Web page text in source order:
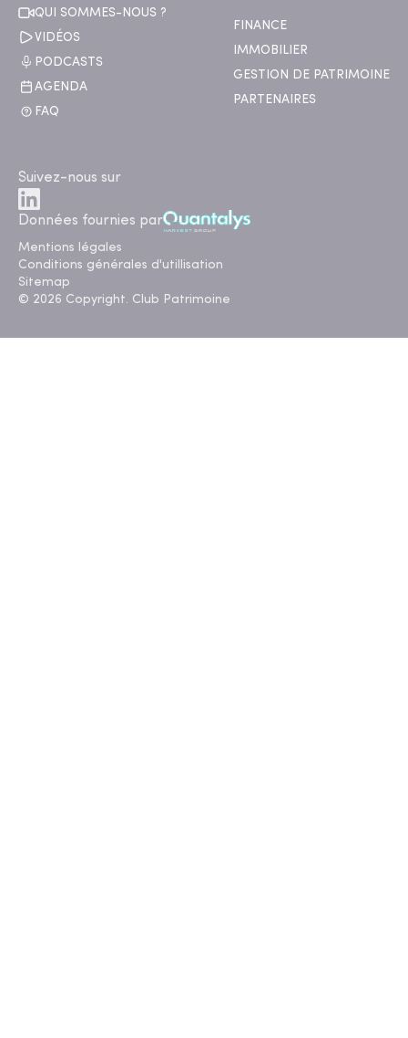
QUI SOMMES-NOUS ?
VIDÉOS
PODCASTS
AGENDA
FAQ
FINANCE
IMMOBILIER
GESTION DE PATRIMOINE
PARTENAIRES
Suivez-nous sur
Données fournies par
Mentions légales
Conditions générales d'utillisation
Sitemap
© 2026 Copyright. Club Patrimoine